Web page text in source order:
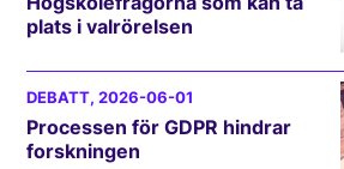
plats i valrörelsen
DEBATT, 2026-06-01
Processen för GDPR hindrar
forskningen